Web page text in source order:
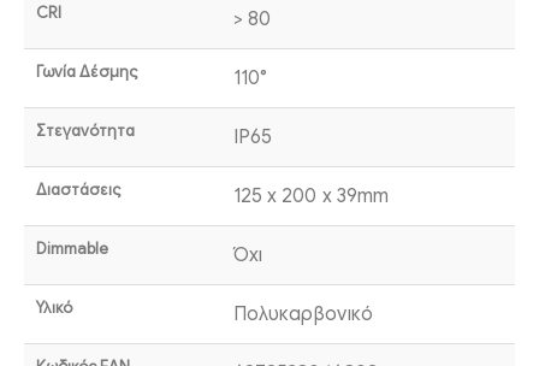
CRI > 80
Γωνία Δέσμης 110°
Στεγανότητα IP65
Διαστάσεις 125 x 200 x 39mm
Dimmable Όχι
Υλικό Πολυκαρβονικό